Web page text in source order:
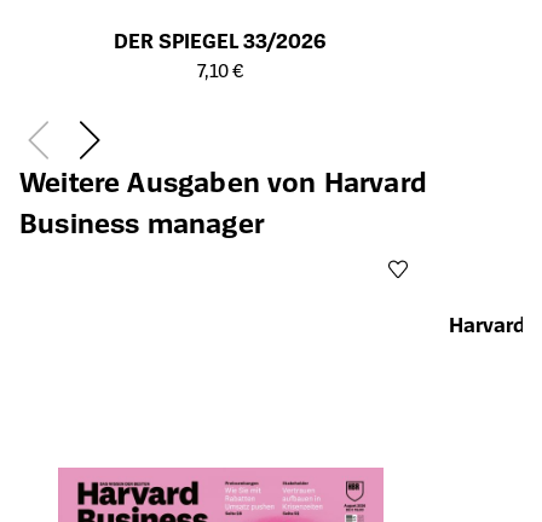
DER SPIEGEL 33/2026
Öffnet die Detailseite des Produkts
7,10 €
Weitere Ausgaben von Harvard
Business manager
Harvard